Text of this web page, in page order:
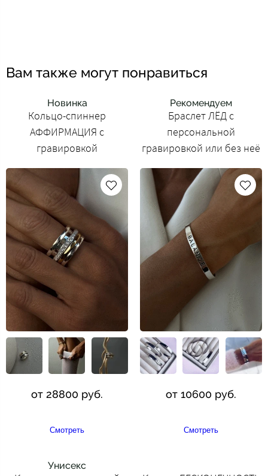
Вам также могут понравиться
Новинка
Кольцо-спиннер
АФФИРМАЦИЯ с
гравировкой
от 28800 руб.
Смотреть
Рекомендуем
Браслет ЛЁД с
персональной
гравировкой или без неё
от 10600 руб.
Смотреть
Унисекс